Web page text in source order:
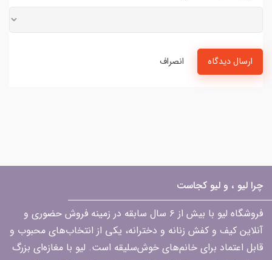
ارسال دیدگاه انصراف
چرا لیو ، و لیو کجاست
فروشگاه لیو با بیش از ۶ سال سابقه در زمینه فروش حضوری و
آنلاین کیف و کفش زنانه و دخترانه، یکی از انتخاب‌های محبوب و
قابل اعتماد برای خانم‌های خوش‌سلیقه است. لیو با مغازه‌ای بزرگ